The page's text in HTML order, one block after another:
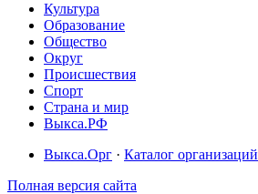
Культура
Образование
Общество
Округ
Происшествия
Спорт
Страна и мир
Выкса.РФ
Выкса.Орг · Каталог организаций
Полная версия сайта